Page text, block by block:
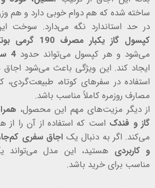
ساخته شده که هم دوام خوبی دارد و هم
در حد استاندارد نگه می‌دارد. سوخت
کپسول گاز یکبار مصرف 190 گرمی بوتان/پروپان
می‌شود و هر کپسول می‌تواند حدود4 ساعت شعله ملایم
استفاده در سفرهای کوتاه،
مصارف روزمره کاملاً مناسب باشد.
از دیگر مزیت‌های مهم این محصول،
گاز و فندک است که استفاده از آن را از
می‌کند. اگر به دنبال یک اجاق سفری
و کاربردی هستید، این مدل می‌تواند
مناسب برای خرید باشد.